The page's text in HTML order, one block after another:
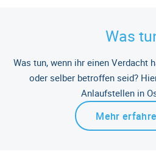
Was
Was tun, wenn ihr einen Verdacht
oder selber betroffen seid?
Anlaufstellen in
Mehr